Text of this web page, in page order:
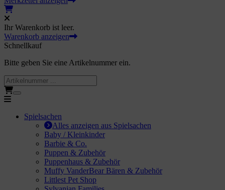
Ihr Warenkorb ist leer.
Warenkorb anzeigen
Schnellkauf
Bitte geben Sie eine Artikelnummer ein.
Spielsachen
Alles anzeigen aus Spielsachen
Baby / Kleinkinder
Barbie & Co.
Puppen & Zubehör
Puppenhaus & Zubehör
Muffy VanderBear Bären & Zubehör
Littlest Pet Shop
Surprise!
little Pony
Mario
/ Holztiere
Figuren